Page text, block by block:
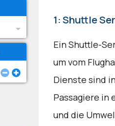
1: Shuttle
Ein Shuttle-
um vom
Dienste sind
Passagiere in
und die